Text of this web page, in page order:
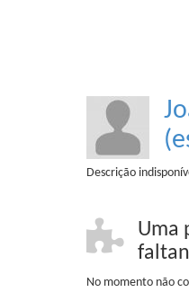
Descrição
Uma
No momento não